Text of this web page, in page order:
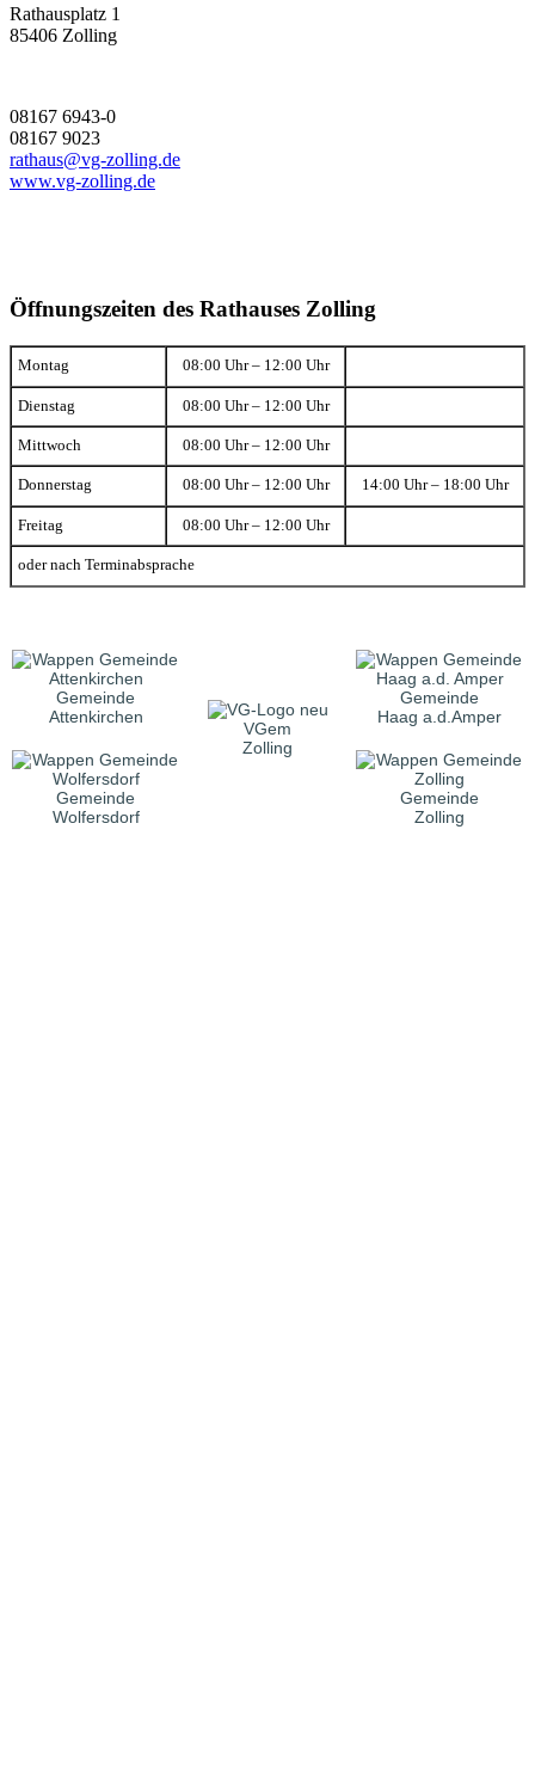
Rathausplatz 1
85406 Zolling
08167 6943-0
08167 9023
rathaus@vg-zolling.de
www.vg-zolling.de
Öffnungszeiten des Rathauses Zolling
Montag 08:00 Uhr – 12:00 Uhr
Dienstag 08:00 Uhr – 12:00 Uhr
Mittwoch 08:00 Uhr – 12:00 Uhr
Donnerstag 08:00 Uhr – 12:00 Uhr 14:00 Uhr – 18:00 Uhr
Freitag 08:00 Uhr – 12:00 Uhr
oder nach Terminabsprache
Gemeinde
Attenkirchen
VGem
Zolling
Gemeinde
Haag a.d.Amper
Gemeinde
Wolfersdorf
Gemeinde
Zolling